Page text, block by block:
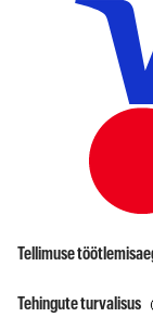
Tellimuse
Tehingute turvalisus